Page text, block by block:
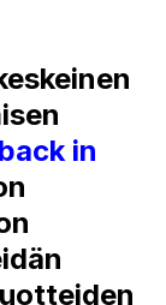
back in